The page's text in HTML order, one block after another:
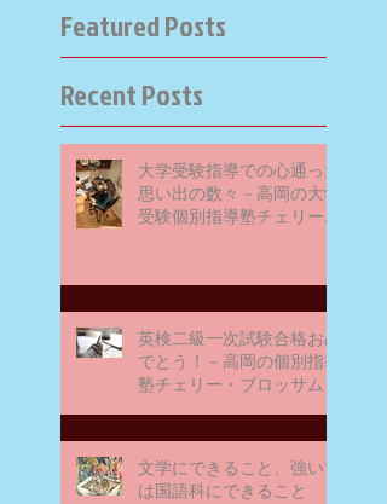
Featured Posts
Recent Posts
大学受験指導での心通った
思い出の数々－高岡の大学
受験個別指導塾チェリー・
英検二級一次試験合格おめ
でとう！－高岡の個別指導
塾チェリー・ブロッサム
文学にできること、強いて
は国語科にできること